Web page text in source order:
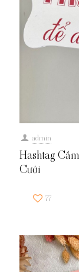
admin
Hashtag
Cưới
77